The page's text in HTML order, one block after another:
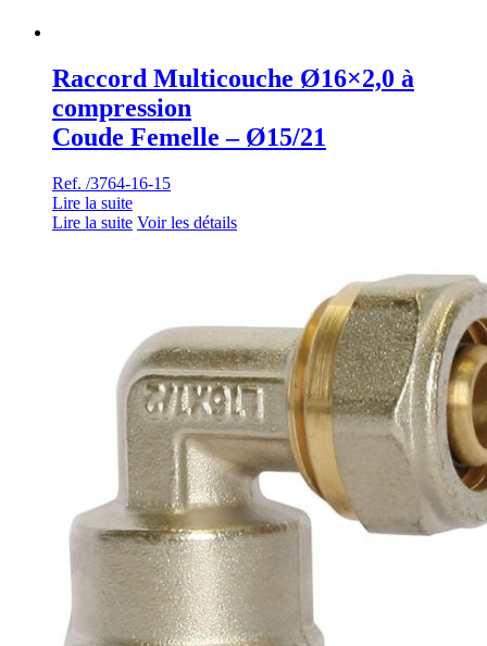
Raccord Multicouche Ø16×2,0 à
compression
Coude Femelle – Ø15/21
Ref. /3764-16-15
Lire la suite
Lire la suite Voir les détails